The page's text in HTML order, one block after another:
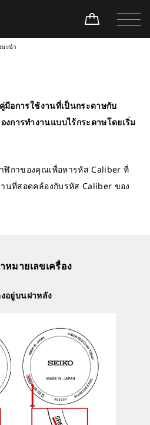
ะนำ
อการใช้งานที่เป็นกระดาษกับ
การทำงานแบบไร้กระดาษโดยเริ่ม
ฬิกาของคุณเพื่อหารหัส Caliber ที่
นที่สอดคล้องกับรหัส Caliber ของ
หมายเลขเครื่อง
อยู่บนฝาหลัง